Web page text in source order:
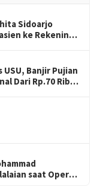
Sidoarjo
ke Rekening
USU, Banjir Pujian
Dari Rp.70 Ribu
saat Operasi